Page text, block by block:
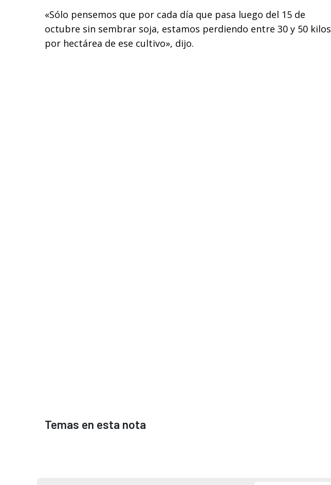
«Sólo pensemos que por cada día que pasa luego del 15 de
octubre sin sembrar soja, estamos perdiendo entre 30 y 50 kilos
por hectárea de ese cultivo», dijo.
Temas en esta nota